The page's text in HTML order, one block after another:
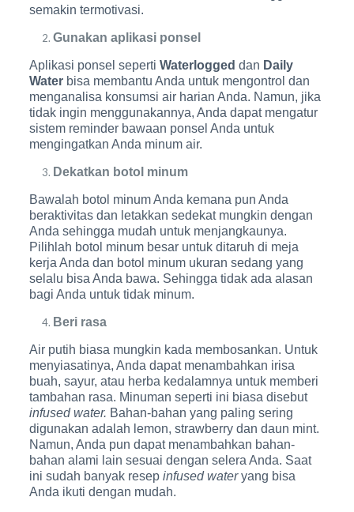
semakin termotivasi.
Gunakan aplikasi ponsel
Aplikasi ponsel seperti Waterlogged dan Daily
Water bisa membantu Anda untuk mengontrol dan
menganalisa konsumsi air harian Anda. Namun, jika
tidak ingin menggunakannya, Anda dapat mengatur
sistem reminder bawaan ponsel Anda untuk
mengingatkan Anda minum air.
Dekatkan botol minum
Bawalah botol minum Anda kemana pun Anda
beraktivitas dan letakkan sedekat mungkin dengan
Anda sehingga mudah untuk menjangkaunya.
Pilihlah botol minum besar untuk ditaruh di meja
kerja Anda dan botol minum ukuran sedang yang
selalu bisa Anda bawa. Sehingga tidak ada alasan
bagi Anda untuk tidak minum.
Beri rasa
Air putih biasa mungkin kada membosankan. Untuk
menyiasatinya, Anda dapat menambahkan irisa
buah, sayur, atau herba kedalamnya untuk memberi
tambahan rasa. Minuman seperti ini biasa disebut
infused water. Bahan-bahan yang paling sering
digunakan adalah lemon, strawberry dan daun mint.
Namun, Anda pun dapat menambahkan bahan-
bahan alami lain sesuai dengan selera Anda. Saat
ini sudah banyak resep infused wateryang bisa
Anda ikuti dengan mudah.